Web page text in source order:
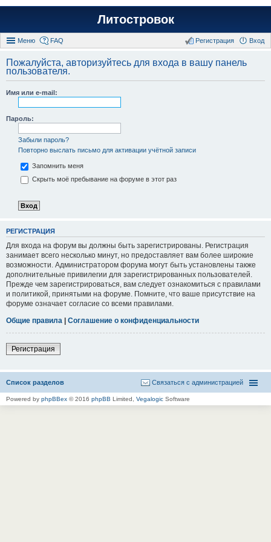
Литостровок
Меню FAQ Вход
Регистрация
Пожалуйста, авторизуйтесь для входа в вашу панель
пользователя.
Имя или e-mail:
Пароль:
Забыли пароль?
Повторно выслать письмо для активации учётной записи
Запомнить меня
Скрыть моё пребывание на форуме в этот раз
РЕГИСТРАЦИЯ
Для входа на форум вы должны быть зарегистрированы. Регистрация
занимает всего несколько минут, но предоставляет вам более широкие
возможности. Администратором форума могут быть установлены также
дополнительные привилегии для зарегистрированных пользователей.
Прежде чем зарегистрироваться, вам следует ознакомиться с правилами
и политикой, принятыми на форуме. Помните, что ваше присутствие на
форуме означает согласие со всеми правилами.
Общие правила | Соглашение о конфиденциальности
Регистрация
Список разделов Связаться с администрацией
Powered by phpBBex © 2016 phpBB Limited, Vegalogic Software